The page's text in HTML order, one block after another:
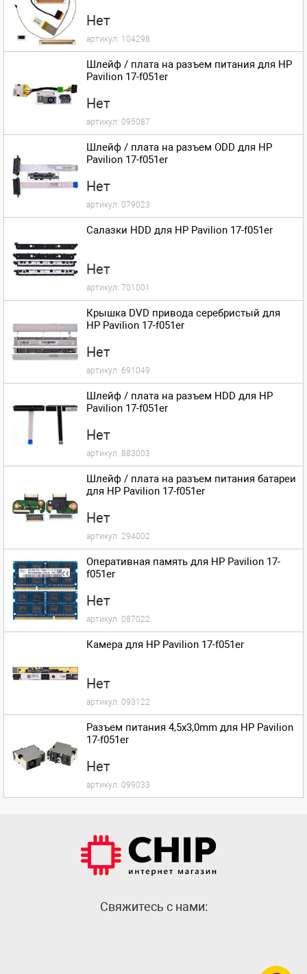
Нет
артикул: 104298
Шлейф / плата на разъем питания для HP
Pavilion 17-f051er
Нет
артикул: 095087
Шлейф / плата на разъем ODD для HP
Pavilion 17-f051er
Нет
артикул: 079023
Салазки HDD для HP Pavilion 17-f051er
Нет
артикул: 701001
Крышка DVD привода серебристый для
HP Pavilion 17-f051er
Нет
артикул: 691049
Шлейф / плата на разъем HDD для HP
Pavilion 17-f051er
Нет
артикул: 883003
Шлейф / плата на разъем питания батареи
для HP Pavilion 17-f051er
Нет
артикул: 294002
Оперативная память для HP Pavilion 17-
f051er
Нет
артикул: 087022
Камера для HP Pavilion 17-f051er
Нет
артикул: 093122
Разъем питания 4,5x3,0mm для HP Pavilion
17-f051er
Нет
артикул: 099033
Cвяжитесь с нами: